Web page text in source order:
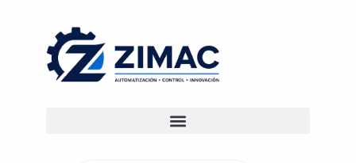
contenido